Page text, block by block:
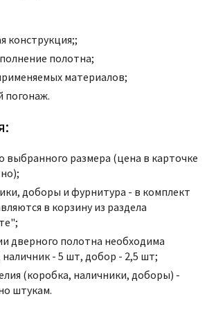
конструкция;;
полотна;
материалов;
погонаж.
выбранного размера (цена в карточке
доборы и фурнитура - в комплект
в корзину из раздела
дверного полотна необходима
- 5 шт, добор - 2,5 шт;
(коробка, наличники, доборы) -
штукам.